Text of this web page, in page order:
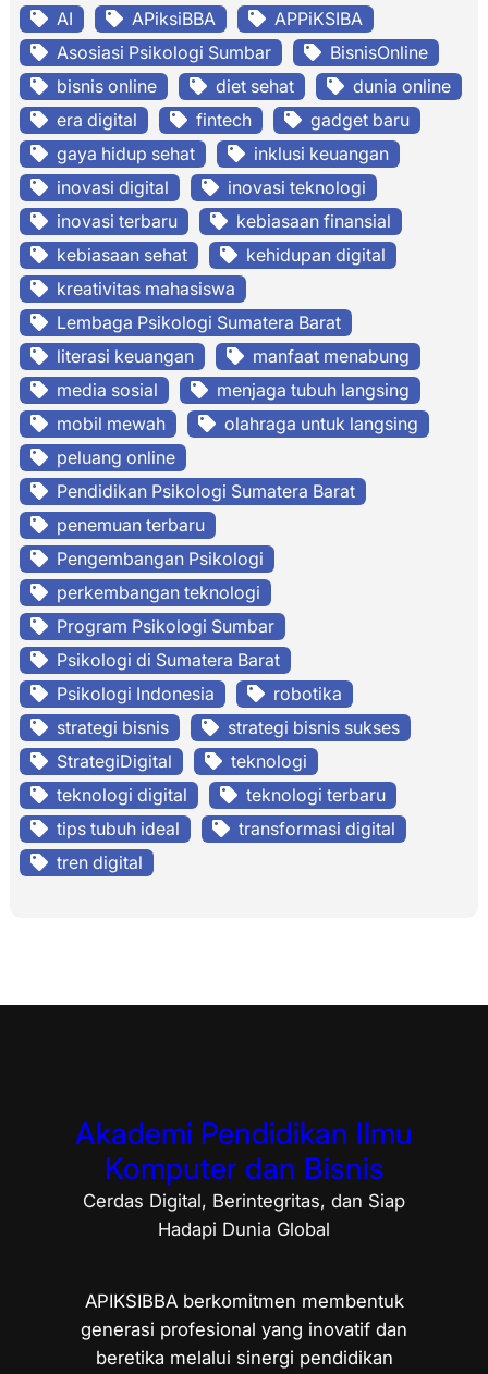
AI APiksiBBA
APPiKSIBA
Asosiasi Psikologi Sumbar
BisnisOnline
bisnis online
diet sehat
dunia online
era digital
fintech
gadget baru
gaya hidup sehat
inklusi keuangan
inovasi digital
inovasi teknologi
inovasi terbaru
kebiasaan finansial
kebiasaan sehat
kehidupan digital
kreativitas mahasiswa
Lembaga Psikologi Sumatera Barat
literasi keuangan
manfaat menabung
media sosial
menjaga tubuh langsing
mobil mewah
olahraga untuk langsing
peluang online
Pendidikan Psikologi Sumatera Barat
penemuan terbaru
Pengembangan Psikologi
perkembangan teknologi
Program Psikologi Sumbar
Psikologi di Sumatera Barat
Psikologi Indonesia
robotika
strategi bisnis
strategi bisnis sukses
StrategiDigital
teknologi
teknologi digital
teknologi terbaru
tips tubuh ideal
transformasi digital
tren digital
Akademi Pendidikan Ilmu
Komputer dan Bisnis
Cerdas Digital, Berintegritas, dan Siap
Hadapi Dunia Global
APIKSIBBA berkomitmen membentuk
generasi profesional yang inovatif dan
beretika melalui sinergi pendidikan